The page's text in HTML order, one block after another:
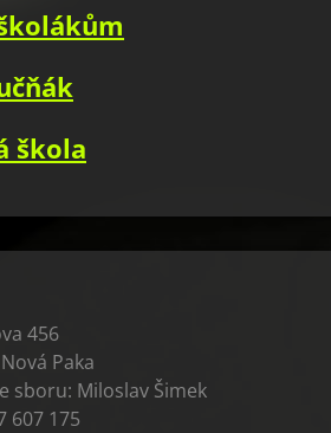
škola
456
Paka
sboru: Miloslav Šimek
607 175